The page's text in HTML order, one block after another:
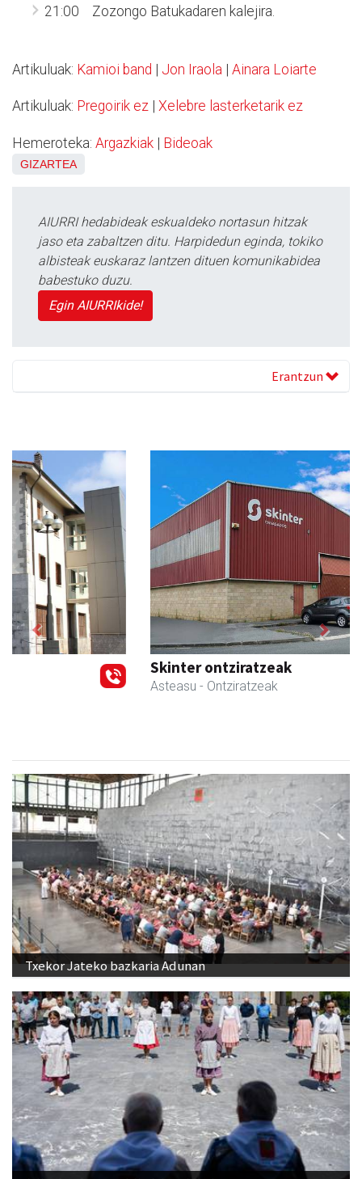
21:00 Zozongo Batukadaren kalejira.
Artikuluak: Kamioi band | Jon Iraola | Ainara Loiarte
Artikuluak: Pregoirik ez Xelebre lasterketarik ez
Hemeroteka: Argazkiak | Bideoak
GIZARTEA
AIURRI hedabideak eskualdeko nortasun hitzak
jaso eta zabaltzen ditu. Harpidedun eginda, tokiko
albisteak euskaraz lantzen dituen komunikabidea
babestuko duzu.
Egin AIURRIkide!
Erantzun
Skinter ontziratzeak
- Ontziratzeak
Previous Next
Txekor Jateko bazkaria Adunan